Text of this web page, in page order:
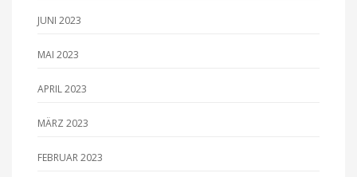
JUNI 2023
MAI 2023
APRIL 2023
MÄRZ 2023
FEBRUAR 2023